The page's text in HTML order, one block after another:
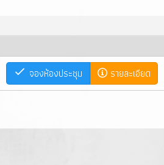
จองห้องประชุม รายละเอียด